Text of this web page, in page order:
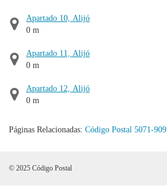
Apartado 10, Alijó
0 m
Apartado 11, Alijó
0 m
Apartado 12, Alijó
0 m
Páginas Relacionadas: Código Postal 5071-909
© 2025 Código Postal